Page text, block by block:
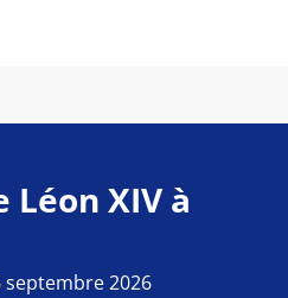
Léon XIV à
2026